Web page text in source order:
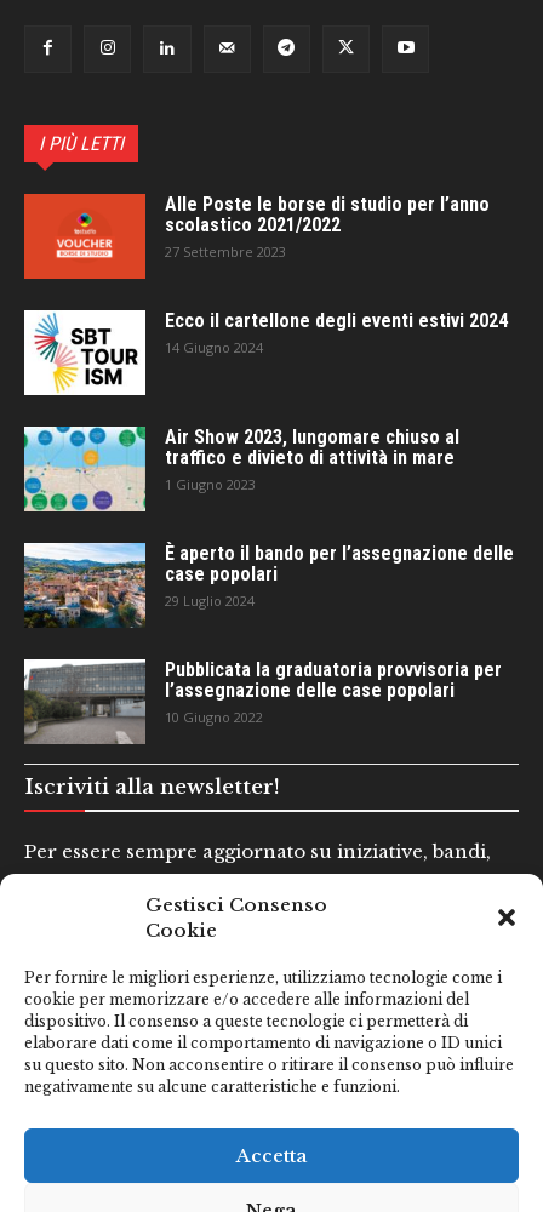
Gestisci Consenso
Cookie
Per fornire le migliori esperienze, utilizziamo tecnologie come i
cookie per memorizzare e/o accedere alle informazioni del
dispositivo. Il consenso a queste tecnologie ci permetterà di
elaborare dati come il comportamento di navigazione o ID unici
su questo sito. Non acconsentire o ritirare il consenso può influire
negativamente su alcune caratteristiche e funzioni.
Accetta
I PIÙ LETTI
Alle Poste le borse di studio per l’anno
scolastico 2021/2022
27 Settembre 2023
Ecco il cartellone degli eventi estivi 2024
14 Giugno 2024
Air Show 2023, lungomare chiuso al
traffico e divieto di attività in mare
1 Giugno 2023
È aperto il bando per l’assegnazione delle
case popolari
29 Luglio 2024
Pubblicata la graduatoria provvisoria per
l’assegnazione delle case popolari
10 Giugno 2022
Iscriviti alla newsletter!
Per essere sempre aggiornato su iniziative, bandi,
Email*